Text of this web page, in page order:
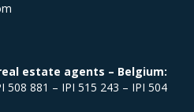
estate agents – Belgium:
508 881 – IPI 515 243 – IPI 504